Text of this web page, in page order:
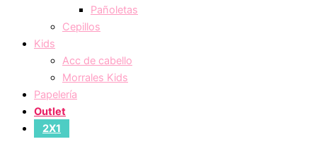
Pañoletas
Cepillos
Kids
Acc de cabello
Morrales Kids
Papelería
Outlet
2X1